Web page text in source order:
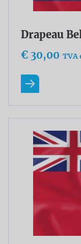
Drapeau
€ 30,00 TVA
En savoir plus